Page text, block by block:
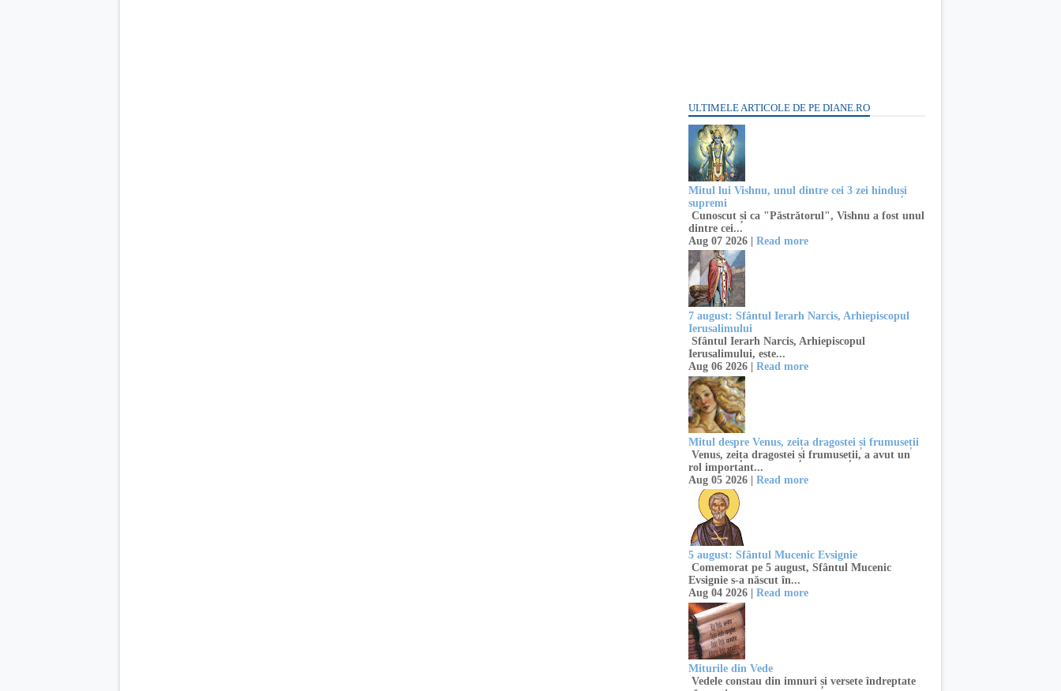
ULTIMELE ARTICOLE DE PE DIANE.RO
Mitul lui Vishnu, unul dintre cei 3 zei hinduși
supremi
Cunoscut și ca "Păstrătorul", Vishnu a fost unul
dintre cei...
Aug 07 2026 | Read more
7 august: Sfântul Ierarh Narcis, Arhiepiscopul
Ierusalimului
Sfântul Ierarh Narcis, Arhiepiscopul
Ierusalimului, este...
Aug 06 2026 | Read more
Mitul despre Venus, zeița dragostei și frumuseții
Venus, zeița dragostei și frumuseții, a avut un
rol important...
Aug 05 2026 | Read more
5 august: Sfântul Mucenic Evsignie
Comemorat pe 5 august, Sfântul Mucenic
Evsignie s-a născut în...
Aug 04 2026 | Read more
Miturile din Vede
Vedele constau din imnuri și versete îndreptate